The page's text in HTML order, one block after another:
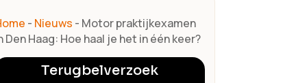
- Nieuws - Motor praktijkexamen
Den Haag: Hoe haal je het in één keer?
Terugbelverzoek